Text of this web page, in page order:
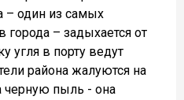
– один из самых
города – задыхается от
угля в порту ведут
района жалуются на
черную пыль - она